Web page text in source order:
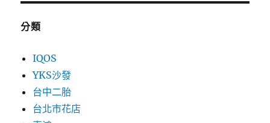
分類
IQOS
YKS沙發
台中二胎
台北市花店